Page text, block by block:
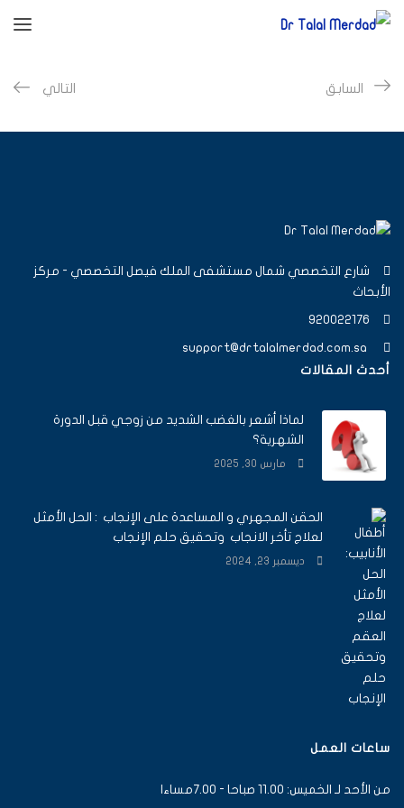
السابق التالي
شارع التخصصي شمال مستشفى الملك فيصل التخصصي - مركز
الأبحاث
920022176
أحدث المقالات
لماذا أشعر بالغضب الشديد من زوجي قبل الدورة
الشهرية؟
مارس 30, 2025
الحقن المجهري و المساعدة على الإنجاب : الحل الأمثل
لعلاج تأخر الانجاب وتحقيق حلم الإنجاب
ديسمبر 23, 2024
ساعات العمل
من الأحد لـ الخميس: 11.00 صباحا - 7.00مساءا